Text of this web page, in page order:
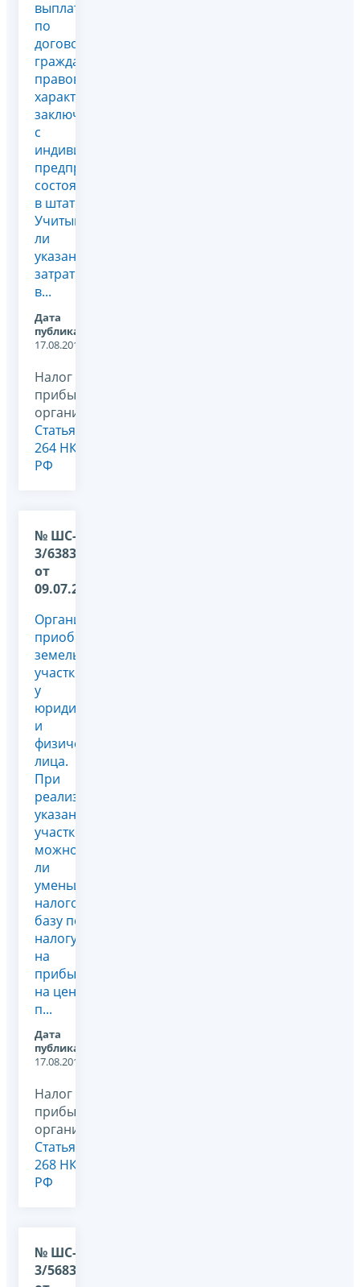
выплаты
по
договорам
гражданско-
правового
характера,
заключенными
с
индивидуальными
предпринимателями,
состоящими
в штате.
Учитываются
ли
указанные
затраты
в...
Дата
публикации:
17.08.2011
Налог на
прибыль
организаций,
Статья
264 НК
РФ
№ ШС-37-
3/6383@
от
09.07.2010
Организация
приобрела
земельные
участки
у
юридического
и
физического
лица.
При
реализации
указанных
участков,
можно
ли
уменьшить
налоговую
базу по
налогу
на
прибыль
на цену
п...
Дата
публикации:
17.08.2011
Налог на
прибыль
организаций,
Статья
268 НК
РФ
№ ШС-37-
3/5683@